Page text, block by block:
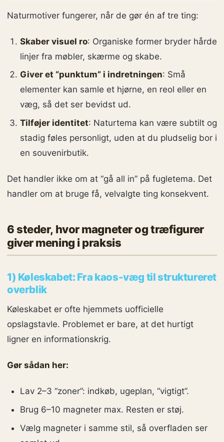
Naturmotiver fungerer, når de gør én af tre ting:
Skaber visuel ro: Organiske former bryder hårde
linjer fra møbler, skærme og skabe.
Giver et “punktum” i indretningen: Små
elementer kan samle et hjørne, en reol eller en
væg, så det ser bevidst ud.
Tilføjer identitet: Naturtema kan være subtilt og
stadig føles personligt, uden at du pludselig bor i
en souvenirbutik.
Det handler ikke om at “gå all in” på fugletema. Det
handler om at bruge få, velvalgte ting konsekvent.
6 steder, hvor magneter og træfigurer
giver mening i praksis
1) Køleskabet: Fra kaos-væg til struktureret
overblik
Køleskabet er ofte hjemmets uofficielle
opslagstavle. Problemet er bare, at det hurtigt
ligner en informationskrig.
Gør sådan her:
Lav 2–3 “zoner”: indkøb, ugeplan, “vigtigt”.
Brug 6–10 magneter max. Resten er støj.
Vælg magneter i samme stil, så overfladen ser